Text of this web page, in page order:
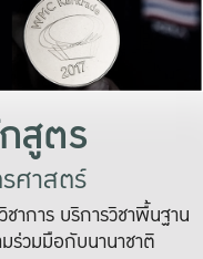
เปลี่ยนแปลง แล
เพื่อทำง
ระบบสารสนเทศ
สูตร
ศาสตร์
การ บริการวิชาพื้นฐาน
ร่วมมือกับนานาชาติ